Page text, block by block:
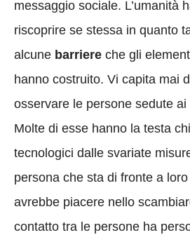
messaggio sociale. L’umanità
riscoprire se stessa in quanto
alcune barriere che gli
hanno costruito. Vi capita mai
osservare le persone sedute
Molte di esse hanno la testa
tecnologici dalle svariate
persona che sta di fronte a
avrebbe piacere nello
contatto tra le persone ha